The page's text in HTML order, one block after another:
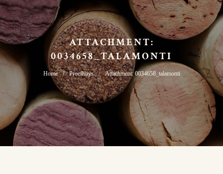
ATTACHMENT:
0034658_TALAMONTI
Home Proefhuys Attachment: 0034658_talamonti